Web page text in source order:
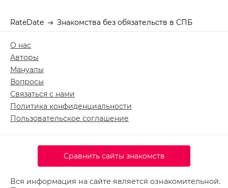
RateDate Знакомства без обязательств в СПБ
О нас
Авторы
Мануалы
Вопросы
Связаться с нами
Политика конфиденциальности
Пользовательское соглашение
Сравнить сайты знакомств
Вся информация на сайте является ознакомительной.